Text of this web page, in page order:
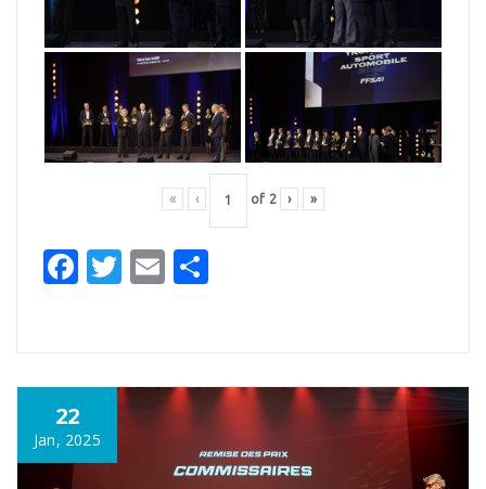
« ‹ of 2 › »
Facebook
Twitter
Email
22
Jan, 2025